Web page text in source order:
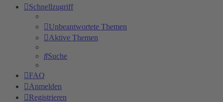
Schnellzugriff
Unbeantwortete Themen
Aktive Themen
Suche
FAQ
Anmelden
Registrieren